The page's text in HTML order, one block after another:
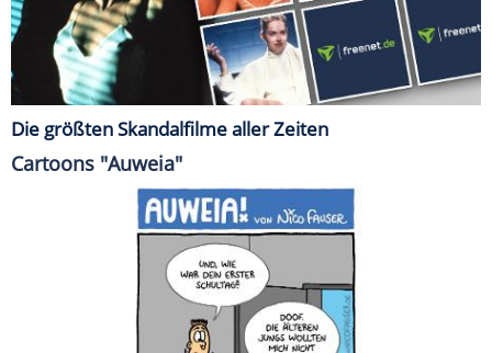
Die größten Skandalfilme aller Zeiten
Cartoons "Auweia"